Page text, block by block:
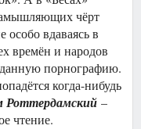
чёрт
особо вдаваясь в
времён и народов
порнографию.
когда-нибудь
Роттердамский –
чтение.